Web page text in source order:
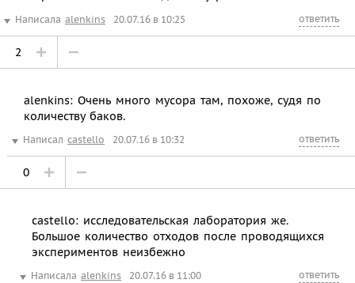
Написала alenkins 20.07.16 в 10:25 ответить
2
alenkins: Очень много мусора там, похоже, судя по
количеству баков.
Написал castello 20.07.16 в 10:32 ответить
0
castello: исследовательская лаборатория же.
Большое количество отходов после проводящихся
экспериментов неизбежно
Написала alenkins 20.07.16 в 11:00 ответить